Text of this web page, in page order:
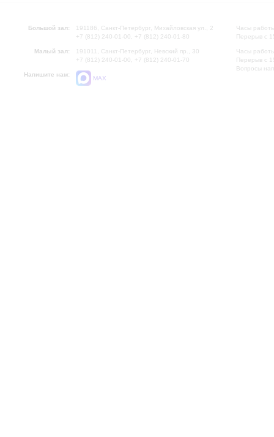
Большой зал:
191186, Санкт-Петербург, Михайловская ул., 2
+7 (812) 240-01-00, +7 (812) 240-01-80
Малый зал:
191011, Санкт-Петербург, Невский пр., 30
+7 (812) 240-01-00, +7 (812) 240-01-70
Напишите нам:
MAX
Часы
Перерыв с
Часы
Перерыв с
Вопросы